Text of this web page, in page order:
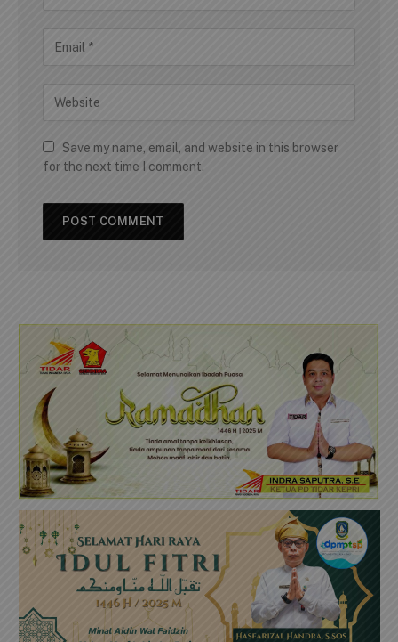
Save my name, email, and website in this browser
for the next time I comment.